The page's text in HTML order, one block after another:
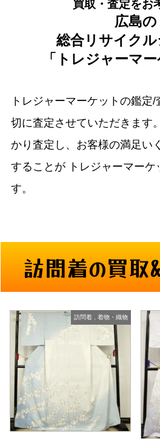
買取・査定をお
広島の
総合リサイク
「トレジャーマ
トレジャーマーケットの鑑定
切に査定させていただきます。
かり査定し、お客様の満足い
することが トレジャーマー
す。
訪問着の買取
訪問着, 着物・織物